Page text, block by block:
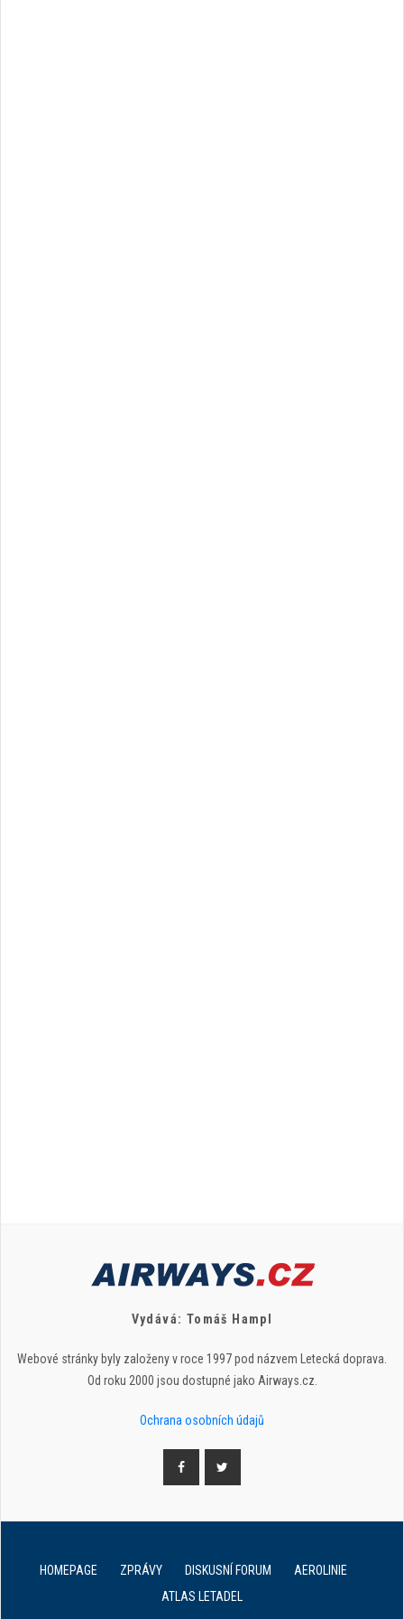
Vydává: Tomáš Hampl
Webové stránky byly založeny v roce 1997 pod názvem Letecká doprava.
Od roku 2000 jsou dostupné jako Airways.cz.
Ochrana osobních údajů
HOMEPAGE ZPRÁVY DISKUSNÍ FORUM
AEROLINIE
ATLAS LETADEL